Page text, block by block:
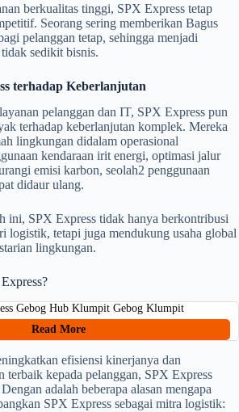
berkualitas tinggi, SPX Express tetap
Seorang sering memberikan Bagus
pelanggan tetap, sehingga menjadi
sedikit bisnis.
terhadap Keberlanjutan
pelanggan dan IT, SPX Express pun
terhadap keberlanjutan komplek. Mereka
lingkungan didalam operasional
kendaraan irit energi, optimasi jalur
emisi karbon, seolah2 penggunaan
didaur ulang.
ini, SPX Express tidak hanya berkontribusi
logistik, tetapi juga mendukung usaha global
lingkungan.
Gebog Hub Klumpit Gebog Klumpit
Read More
efisiensi kinerjanya dan
terbaik kepada pelanggan, SPX Express
adalah beberapa alasan mengapa
SPX Express sebagai mitra logistik: